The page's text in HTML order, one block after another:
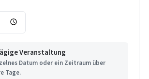
Veranstaltung
Datum oder ein Zeitraum über
Tage.